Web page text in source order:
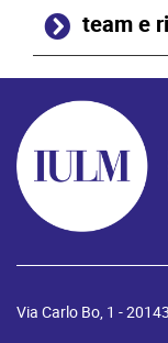
team e
Via Carlo Bo, 1 -